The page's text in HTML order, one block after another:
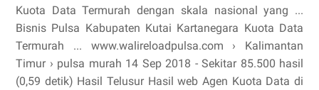
Kuota Data Termurah dengan skala nasional yang ...
Bisnis Pulsa Kabupaten Kutai Kartanegara Kuota Data
Termurah ... www.walireloadpulsa.com › Kalimantan
Timur › pulsa murah 14 Sep 2018 - Sekitar 85.500 hasil
(0,59 detik) Hasil Telusur Hasil web Agen Kuota Data di